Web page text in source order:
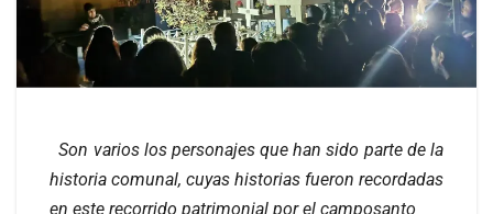
Son varios los personajes que han sido parte de la
historia comunal, cuyas historias fueron recordadas
en este recorrido patrimonial por el camposanto